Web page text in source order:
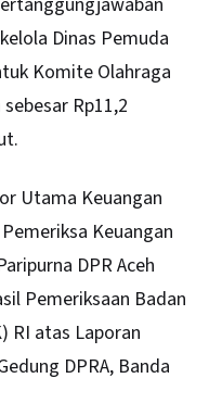
Dinas Pemuda
Komite Olahraga
Rp11,2
Utama Keuangan
Keuangan
DPR Aceh
Pemeriksaan Badan
RI atas Laporan
DPRA, Banda